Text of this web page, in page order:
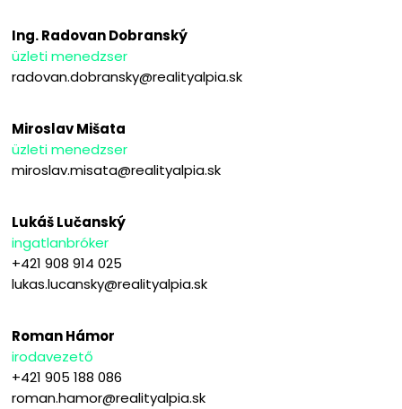
Ing. Radovan Dobranský
üzleti menedzser
radovan.dobransky@realityalpia.sk
Miroslav Mišata
üzleti menedzser
miroslav.misata@realityalpia.sk
Lukáš Lučanský
ingatlanbróker
+421 908 914 025
lukas.lucansky@realityalpia.sk
Roman Hámor
irodavezető
+421 905 188 086
roman.hamor@realityalpia.sk